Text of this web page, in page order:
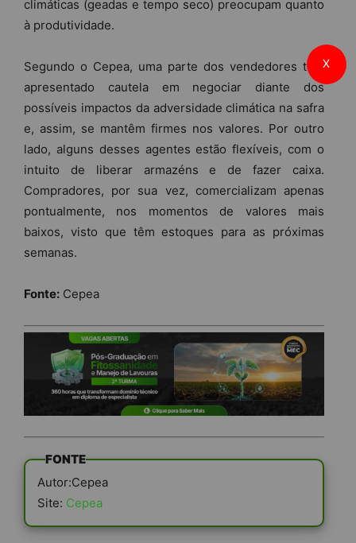
climáticas (geadas e tempo seco) preocupam quanto
à produtividade.
Segundo o Cepea, uma parte dos vendedores tem
apresentado cautela em negociar diante dos
possíveis impactos da adversidade climática na safra
e, assim, se mantêm firmes nos valores. Por outro
lado, alguns desses agentes estão flexíveis, com o
intuito de liberar armazéns e de fazer caixa.
Compradores, por sua vez, comercializam apenas
pontualmente, nos momentos de valores mais
baixos, visto que têm estoques para as próximas
semanas.
Fonte: Cepea
FONTE
Autor:Cepea
Site: Cepea
X